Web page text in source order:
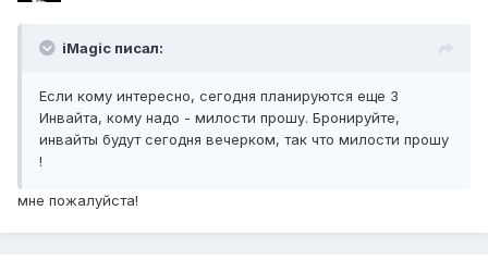
iMagic писал:
Если кому интересно, сегодня планируются еще 3
Инвайта, кому надо - милости прошу. Бронируйте,
инвайты будут сегодня вечерком, так что милости прошу
!
мне пожалуйста!